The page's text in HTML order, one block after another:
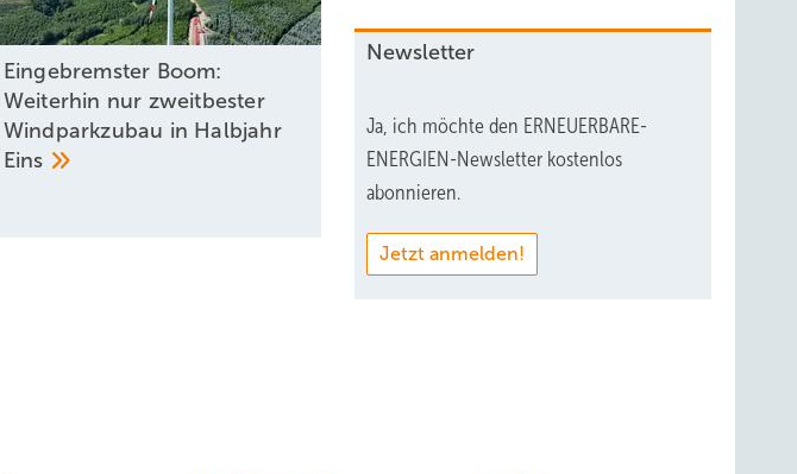
Eingebremster Boom:
Weiterhin nur zweitbester
Windparkzubau in Halbjahr
Eins
Newsletter
Ja, ich möchte den ERNEUERBARE-
ENERGIEN-Newsletter kostenlos
abonnieren.
Jetzt anmelden!